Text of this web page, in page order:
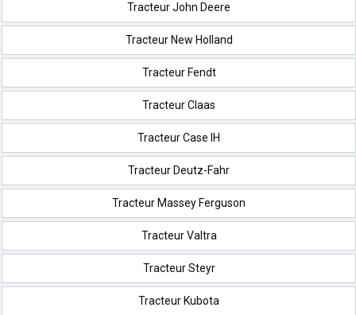
Tracteur John Deere
Tracteur New Holland
Tracteur Fendt
Tracteur Claas
Tracteur Case IH
Tracteur Deutz-Fahr
Tracteur Massey Ferguson
Tracteur Valtra
Tracteur Steyr
Tracteur Kubota